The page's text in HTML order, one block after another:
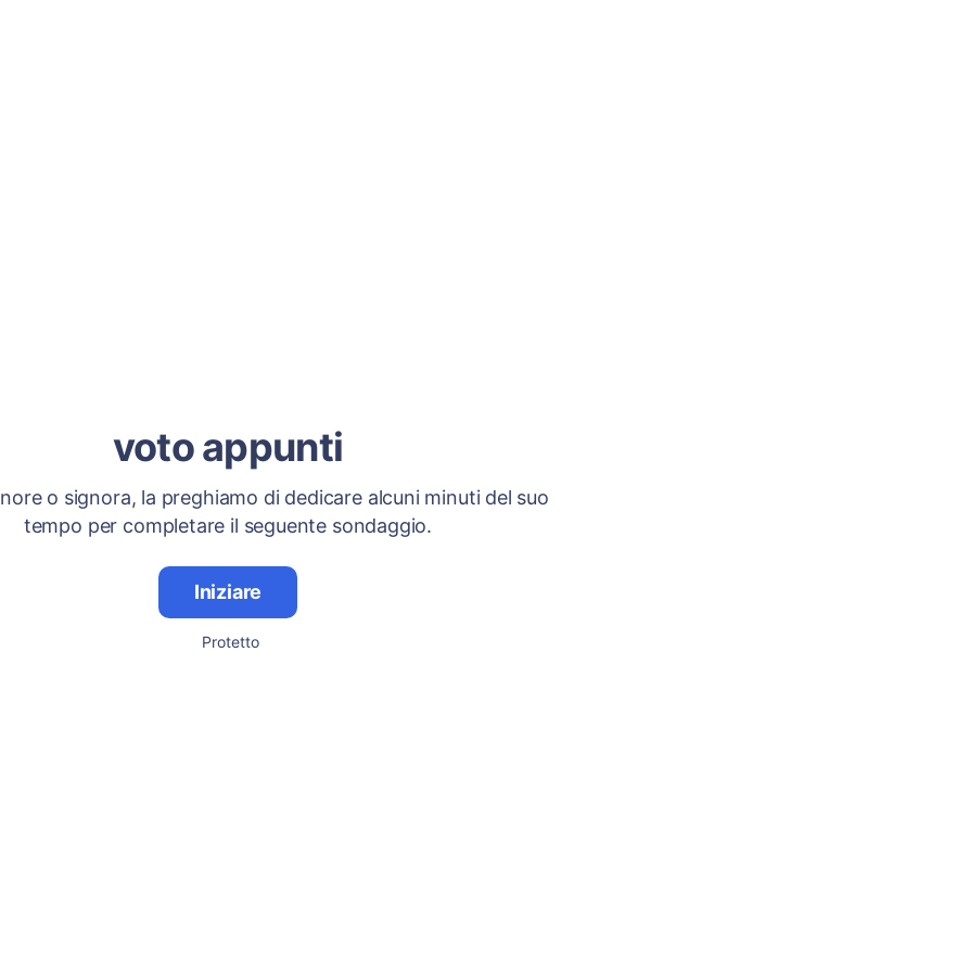
voto appunti
o signora, la preghiamo di dedicare alcuni minuti del suo
tempo per completare il seguente sondaggio.
Iniziare
Protetto